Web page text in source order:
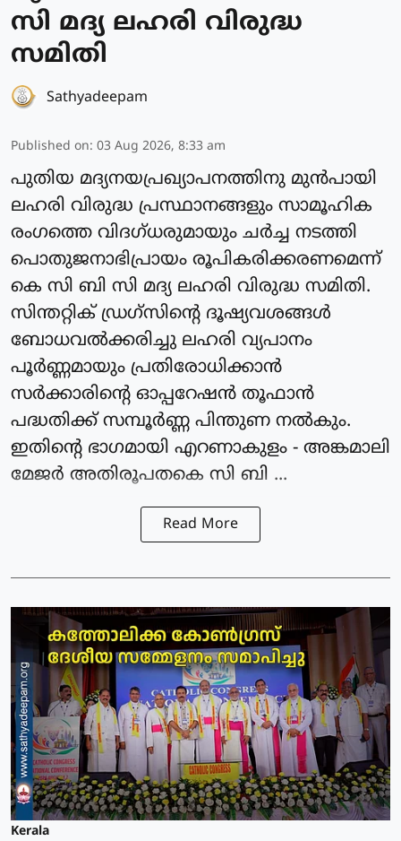
സി മദ്യ ലഹരി വിരുദ്ധ
സമിതി
Sathyadeepam
Published on: 03 Aug 2026, 8:33 am
പുതിയ മദ്യനയപ്രഖ്യാപനത്തിനു മുൻപായി
ലഹരി വിരുദ്ധ പ്രസ്ഥാനങ്ങളും സാമൂഹിക
രംഗത്തെ വിദഗ്ധരുമായും ചർച്ച നടത്തി
പൊതുജനാഭിപ്രായം രൂപികരിക്കരണമെന്ന്
കെ സി ബി സി മദ്യ ലഹരി വിരുദ്ധ സമിതി.
സിന്തറ്റിക് ഡ്രഗ്സിൻ്റെ ദൂഷ്യവശങ്ങൾ
ബോധവൽക്കരിച്ചു ലഹരി വ്യപാനം
പൂർണ്ണമായും പ്രതിരോധിക്കാൻ
സർക്കാരിൻ്റെ ഓപ്പറേഷൻ തൂഫാൻ
പദ്ധതിക്ക് സമ്പൂർണ്ണ പിന്തുണ നൽകും.
ഇതിൻ്റെ ഭാഗമായി എറണാകുളം - അങ്കമാലി
മേജർ അതിരൂപതകെ സി ബി ...
Read More
Kerala